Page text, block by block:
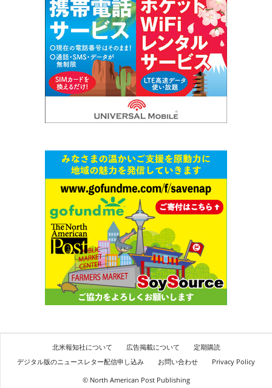
北米報知社について 広告掲載について
定期購読
デジタル版のニュースレター配信申し込み
お問い合わせ
Privacy Policy
© North American Post Publishing